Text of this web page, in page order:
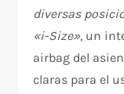
diversas
«i-Size», un
airbag del
claras para el